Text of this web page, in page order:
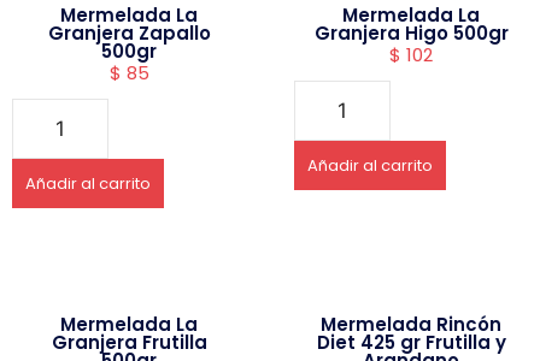
Mermelada La
Granjera Zapallo
500gr
$ 85
Añadir al carrito
Mermelada La
Granjera Higo 500gr
$ 102
Añadir al carrito
Mermelada La
Granjera Frutilla
Mermelada Rincón
Diet 425 gr Frutilla y